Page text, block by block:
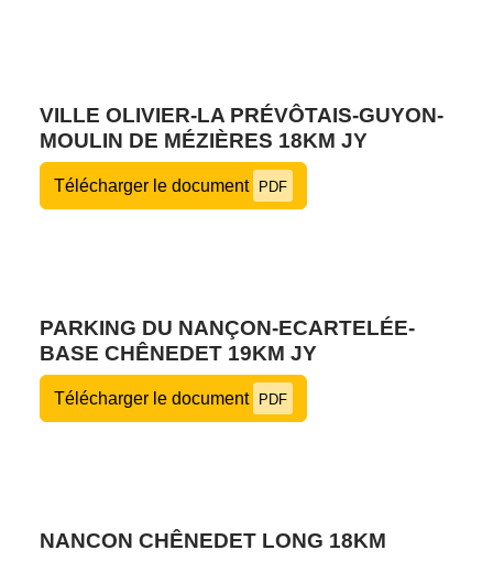
VILLE OLIVIER-LA PRÉVÔTAIS-GUYON-
MOULIN DE MÉZIÈRES 18KM JY
Télécharger le document PDF
PARKING DU NANÇON-ECARTELÉE-
BASE CHÊNEDET 19KM JY
Télécharger le document PDF
NANCON CHÊNEDET LONG 18KM